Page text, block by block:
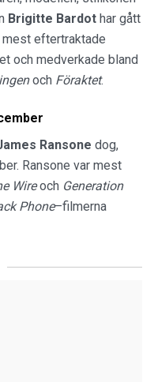
Brigitte Bardot har gått
mest eftertraktade
och medverkade bland
och Föraktet.
Ransone dog,
Ransone var mest
Wireoch Generation
Phone–filmerna